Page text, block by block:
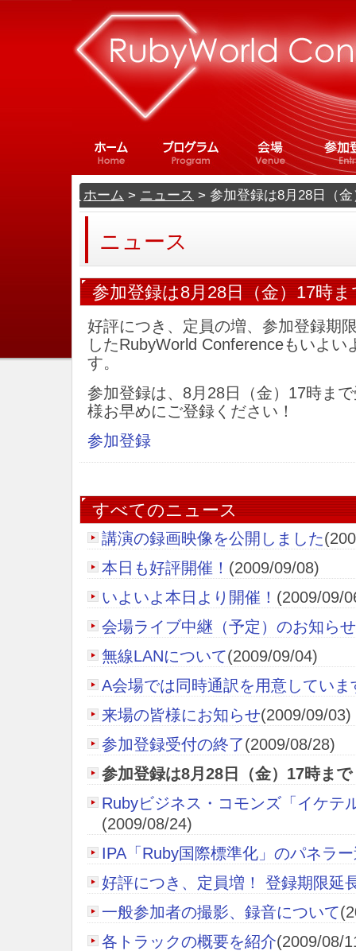
ホーム > ニュース > 参加登録は8月28日（
ニュース
参加登録は8月28日（金）17時ま
好評につき、定員の増、参加登録期
したRubyWorld Conferenceもいよい
す。
参加登録は、8月28日（金）17時ま
様お早めにご登録ください！
参加登録
すべてのニュース
講演の録画映像を公開しました
本日も好評開催！ (2009/09/08)
いよいよ本日より開催！ (2009/09/
会場ライブ中継（予定）のお知らせ
無線LANについて(2009/09/04)
A会場では同時通訳を用意していま
来場の皆様にお知らせ(2009/09/03)
参加登録受付の終了(2009/08/28)
参加登録は8月28日（金）17時ま
Rubyビジネス・コモンズ「イケテ
(2009/08/24)
IPA「Ruby国際標準化」のパネラ
好評につき、定員増！ 登録期限延
一般参加者の撮影、録音について
各トラックの概要を紹介(2009/08/